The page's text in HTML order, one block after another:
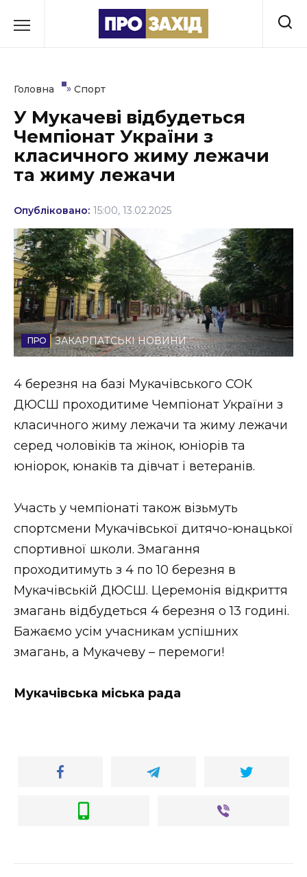
до
Культура
Освіта
Політика
Соціум
Спорт
Стиль життя
Втрачений Ужгород
Втрачений Ужгород (відеоверсія)
ЗАКАРПАТСЬКІ НОВИНИ
НОВИНИ ЗАХІДНОЇ УКРАЇНИ
ФОТО
Головна » Спорт
У Мукачеві відбудеться
Чемпіонат України з
класичного жиму лежачи
та жиму лежачи
Опубліковано: 15:00, 13.02.2025
ЗАКАРПАТСЬКІ НОВИНИ
4 березня на базі Мукачівського СОК
ДЮСШ проходитиме Чемпіонат України з
класичного жиму лежачи та жиму лежачи
серед чоловіків та жінок, юніорів та
юніорок, юнаків та дівчат і ветеранів.
Участь у чемпіонаті також візьмуть
спортсмени Мукачівської дитячо-юнацької
спортивної школи. Змагання
проходитимуть з 4 по 10 березня в
Мукачівській ДЮСШ. Церемонія відкриття
змагань відбудеться 4 березня о 13 годині.
Бажаємо усім учасникам успішних
змагань, а Мукачеву – перемоги!
Мукачівська міська рада